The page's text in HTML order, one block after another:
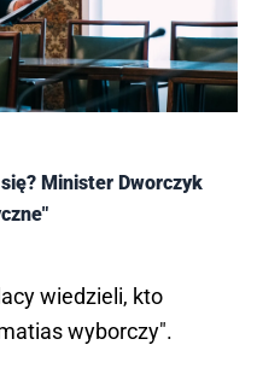
Minister Dworczyk
wiedzieli, kto
wyborczy".